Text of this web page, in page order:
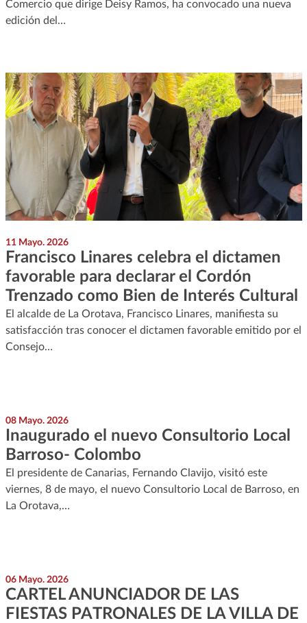
Comercio que dirige Deisy Ramos, ha convocado una nueva
edición del…
11 Mayo. 2026
Francisco Linares celebra el dictamen
favorable para declarar el Cordón
Trenzado como Bien de Interés Cultural
El alcalde de La Orotava, Francisco Linares, manifiesta su
satisfacción tras conocer el dictamen favorable emitido por el
Consejo…
08 Mayo. 2026
Inaugurado el nuevo Consultorio Local
Barroso- Colombo
El presidente de Canarias, Fernando Clavijo, visitó este
viernes, 8 de mayo, el nuevo Consultorio Local de Barroso, en
La Orotava,…
06 Mayo. 2026
CARTEL ANUNCIADOR DE LAS
FIESTAS PATRONALES DE LA VILLA DE